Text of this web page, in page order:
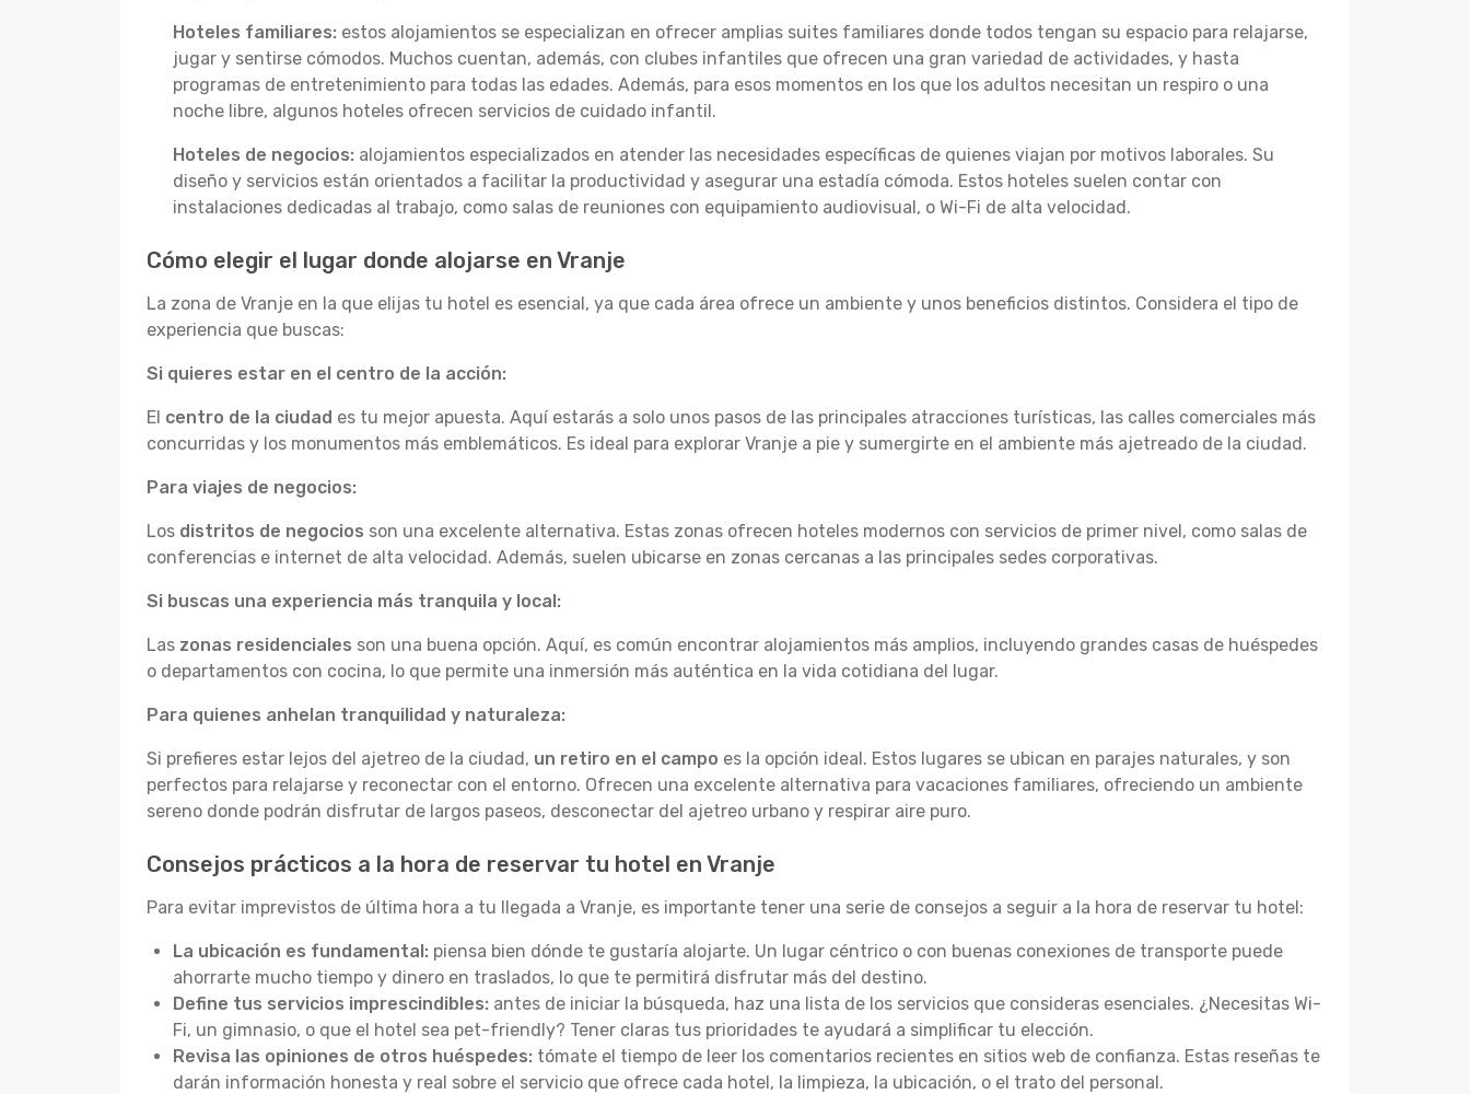
Hoteles familiares: estos alojamientos se especializan en ofrecer amplias suites familiares donde todos tengan su espacio para relajarse,
jugar y sentirse cómodos. Muchos cuentan, además, con clubes infantiles que ofrecen una gran variedad de actividades, y hasta
programas de entretenimiento para todas las edades. Además, para esos momentos en los que los adultos necesitan un respiro o una
noche libre, algunos hoteles ofrecen servicios de cuidado infantil.
Hoteles de negocios: alojamientos especializados en atender las necesidades específicas de quienes viajan por motivos laborales. Su
diseño y servicios están orientados a facilitar la productividad y asegurar una estadía cómoda. Estos hoteles suelen contar con
instalaciones dedicadas al trabajo, como salas de reuniones con equipamiento audiovisual, o Wi-Fi de alta velocidad.
Cómo elegir el lugar donde alojarse en Vranje
La zona de Vranje en la que elijas tu hotel es esencial, ya que cada área ofrece un ambiente y unos beneficios distintos. Considera el tipo de
experiencia que buscas:
Si quieres estar en el centro de la acción:
El centro de la ciudad es tu mejor apuesta. Aquí estarás a solo unos pasos de las principales atracciones turísticas, las calles comerciales más
concurridas y los monumentos más emblemáticos. Es ideal para explorar Vranje a pie y sumergirte en el ambiente más ajetreado de la ciudad.
Para viajes de negocios:
Los distritos de negocios son una excelente alternativa. Estas zonas ofrecen hoteles modernos con servicios de primer nivel, como salas de
conferencias e internet de alta velocidad. Además, suelen ubicarse en zonas cercanas a las principales sedes corporativas.
Si buscas una experiencia más tranquila y local:
Las zonas residenciales son una buena opción. Aquí, es común encontrar alojamientos más amplios, incluyendo grandes casas de huéspedes
o departamentos con cocina, lo que permite una inmersión más auténtica en la vida cotidiana del lugar.
Para quienes anhelan tranquilidad y naturaleza:
Si prefieres estar lejos del ajetreo de la ciudad, un retiro en el campo es la opción ideal. Estos lugares se ubican en parajes naturales, y son
perfectos para relajarse y reconectar con el entorno. Ofrecen una excelente alternativa para vacaciones familiares, ofreciendo un ambiente
sereno donde podrán disfrutar de largos paseos, desconectar del ajetreo urbano y respirar aire puro.
Consejos prácticos a la hora de reservar tu hotel en Vranje
Para evitar imprevistos de última hora a tu llegada a Vranje, es importante tener una serie de consejos a seguir a la hora de reservar tu hotel:
La ubicación es fundamental: piensa bien dónde te gustaría alojarte. Un lugar céntrico o con buenas conexiones de transporte puede
ahorrarte mucho tiempo y dinero en traslados, lo que te permitirá disfrutar más del destino.
Define tus servicios imprescindibles: antes de iniciar la búsqueda, haz una lista de los servicios que consideras esenciales. ¿Necesitas Wi-
Fi, un gimnasio, o que el hotel sea pet-friendly? Tener claras tus prioridades te ayudará a simplificar tu elección.
Revisa las opiniones de otros huéspedes: tómate el tiempo de leer los comentarios recientes en sitios web de confianza. Estas reseñas te
darán información honesta y real sobre el servicio que ofrece cada hotel, la limpieza, la ubicación, o el trato del personal.